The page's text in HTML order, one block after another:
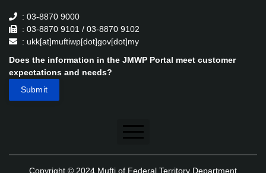
: 03-8870 9000
: 03-8870 9101 / 03-8870 9102
: ukk[at]muftiwp[dot]gov[dot]my
Does the information in the JMWP Portal meet customer
expectations and needs?
Disclaimer
Copyright © 2024 Mufti of Federal Territory Department